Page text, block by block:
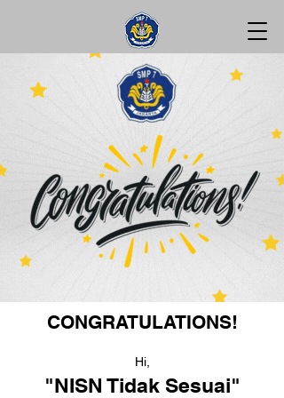
CONGRATULATIONS!
Hi,
"NISN Tidak Sesuai"